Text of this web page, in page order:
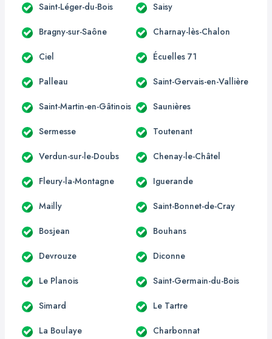
Saint-Léger-du-Bois Saisy
Bragny-sur-Saône Charnay-lès-Chalon
Ciel Écuelles 71
Palleau Saint-Gervais-en-Vallière
Saint-Martin-en-Gâtinois Saunières
Sermesse Toutenant
Verdun-sur-le-Doubs Chenay-le-Châtel
Fleury-la-Montagne Iguerande
Mailly Saint-Bonnet-de-Cray
Bosjean Bouhans
Devrouze Diconne
Le Planois Saint-Germain-du-Bois
Simard Le Tartre
La Boulaye Charbonnat